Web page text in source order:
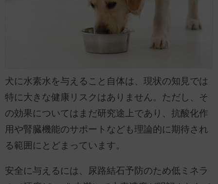
犬に水素水を与えること自体は、現状の知見では
特に大きな健康リスクはありません。ただし、そ
の効果についてはまだ研究途上であり、抗酸化作
用や腎臓機能のサポートなども理論的に期待され
る範囲にとどまっています。
安全に与えるには、尿路結石予防のため低ミネラ